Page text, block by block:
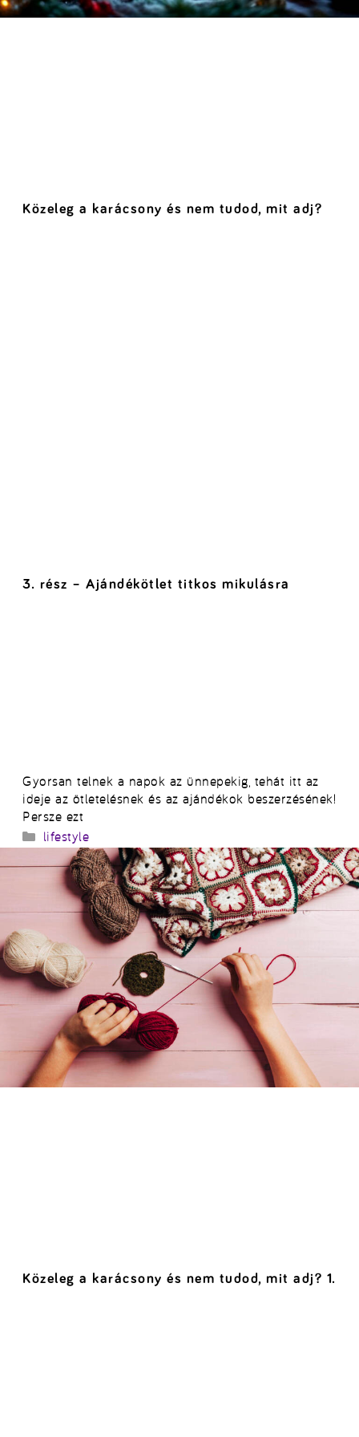
Közeleg a karácsony és nem tudod, mit adj?
3. rész – Ajándékötlet titkos mikulásra
Gyorsan telnek a napok az ünnepekig, tehát itt az
ideje az ötletelésnek és az ajándékok beszerzésének!
Persze ezt
Kategória
lifestyle
Közeleg a karácsony és nem tudod, mit adj? 1.